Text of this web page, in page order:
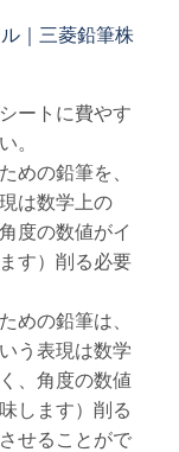
｜三菱鉛筆株
ートに費やす
。
めの鉛筆を、
は数学上の
度の数値がイ
す）削る必要
めの鉛筆は、
う表現は数学
、角度の数値
します）削る
せることがで